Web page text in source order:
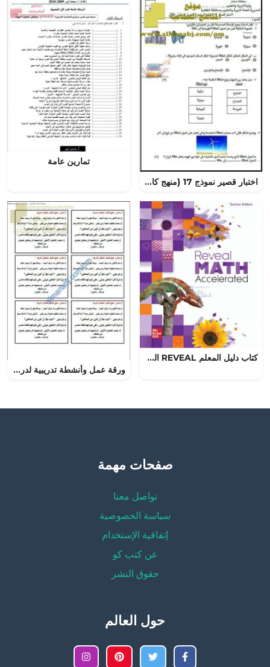
اختبار قصير نموذج 17 (منهج كامبردج) (علوم) السابع
تمارين عامة
كتاب دليل المعلم REVEAL الفصل الأول, منهج انجليزي (رياضيات) السابع
ورقة عمل وأنشطة تدريبية لدرس جمع المذكر السالم (لغة عربية) الثامن
صفحات مهمة
تواصل معنا
سياسة الخصوصية
إتفاقية الإستخدام
عن كتب كو
حقوق النشر
حول العالم